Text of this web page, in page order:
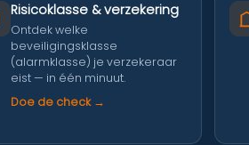
Risicoklasse & verzekering
Ontdek welke
beveiligingsklasse
(alarmklasse) je verzekeraar
eist — in één minuut.
Doe de check →